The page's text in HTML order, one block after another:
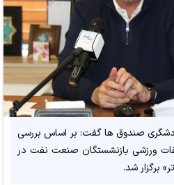
صندوق ها گفت: بر اساس بررسی
ورزشی بازنشستگان صنعت نفت در
برگزار شد.